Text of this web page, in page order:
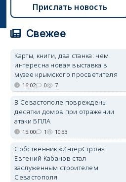
Прислать новость
Свежее
Карты, книги, два станка: чем
интересна новая выставка в
музее крымского просветителя
16:02 0 7
В Севастополе повреждены
десятки домов при отражении
атаки БПЛА
15:00 1 1053
Собственник «ИнтерСтроя»
Евгений Кабанов стал
заслуженным строителем
Севастополя